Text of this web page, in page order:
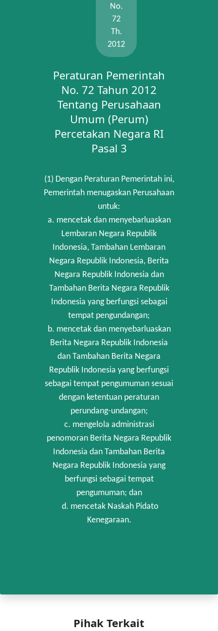
No.
72
Th.
2012
Peraturan Pemerintah
No. 72 Tahun 2012
Tentang Perusahaan
Umum (Perum)
Percetakan Negara RI
Pasal 3
(1) Dengan Peraturan Pemerintah ini,
Pemerintah menugaskan Perusahaan
untuk:
a. mencetak dan menyebarluaskan
Lembaran Negara Republik
Indonesia, Tambahan Lembaran
Negara Republik Indonesia, Berita
Negara Republik Indonesia dan
Tambahan Berita Negara Republik
Indonesia yang berfungsi sebagai
tempat pengundangan;
b. mencetak dan menyebarluaskan
Berita Negara Republik Indonesia
dan Tambahan Berita Negara
Republik Indonesia yang berfungsi
sebagai tempat pengumuman sesuai
dengan ketentuan peraturan
perundang-undangan;
c. mengelola administrasi
penomoran Berita Negara Republik
Indonesia dan Tambahan Berita
Negara Republik Indonesia yang
berfungsi sebagai tempat
pengumuman; dan
d. mencetak Naskah Pidato
Kenegaraan.
Pihak Terkait